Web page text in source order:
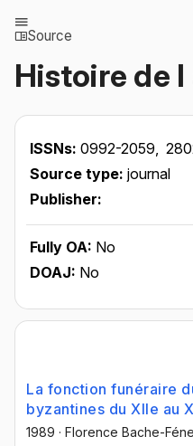
Source
Histoire de
ISSNs: 0992-2059,
Source type: journal
Publisher:
Fully OA: No
DOAJ: No
La fonction funéraire
byzantines du XIIe au
1989 · Florence Bache-